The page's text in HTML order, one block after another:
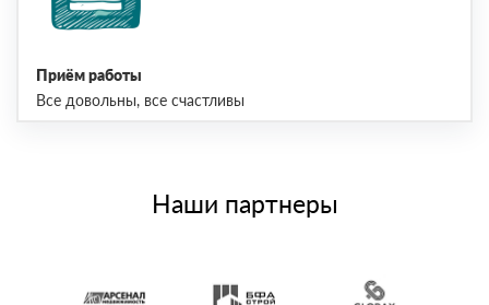
Приём работы
Все довольны, все счастливы
Наши партнеры